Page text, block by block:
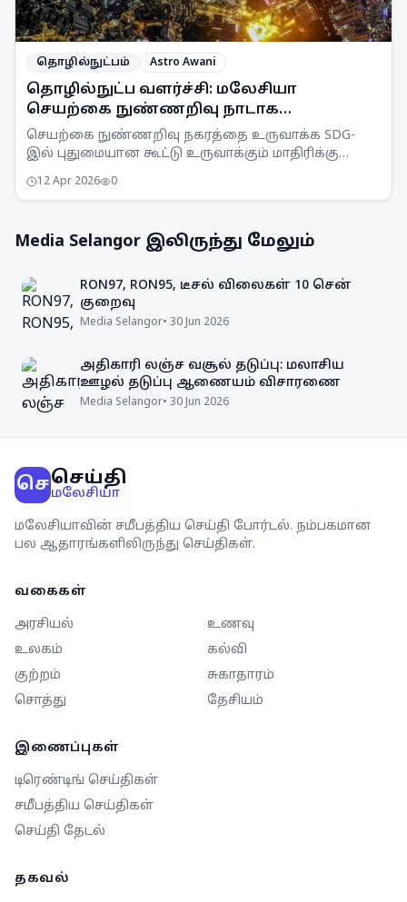
தொழில்நுட்பம் Astro Awani
தொழில்நுட்ப வளர்ச்சி: மலேசியா
செயற்கை நுண்ணறிவு நாடாக
மாறுகின்றது
செயற்கை நுண்ணறிவு நகரத்தை உருவாக்க SDG-
இல் புதுமையான கூட்டு உருவாக்கும் மாதிரிக்கு
மையமாக மாறும்.
12 Apr 2026 0
Media Selangor இலிருந்து மேலும்
RON97, RON95, டீசல் விலைகள் 10 சென்
குறைவு
Media Selangor• 30 Jun 2026
அதிகாரி லஞ்ச வசூல் தடுப்பு: மலாசிய
ஊழல் தடுப்பு ஆணையம் விசாரணை
Media Selangor• 30 Jun 2026
செசெய்தி
மலேசியா
மலேசியாவின் சமீபத்திய செய்தி போர்டல். நம்பகமான
பல ஆதாரங்களிலிருந்து செய்திகள்.
வகைகள்
அரசியல்
உணவு
உலகம்
கல்வி
குற்றம்
சுகாதாரம்
சொத்து
தேசியம்
இணைப்புகள்
டிரெண்டிங் செய்திகள்
சமீபத்திய செய்திகள்
செய்தி தேடல்
தகவல்